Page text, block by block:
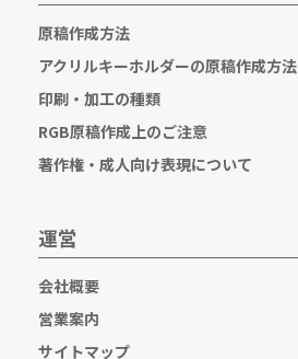
原稿作成方法
アクリルキーホルダーの原稿作成方法
印刷・加工の種類
RGB原稿作成上のご注意
著作権・成人向け表現について
運営
会社概要
営業案内
サイトマップ